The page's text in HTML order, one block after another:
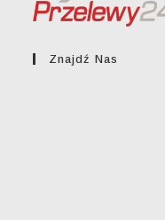
Znajdź Nas